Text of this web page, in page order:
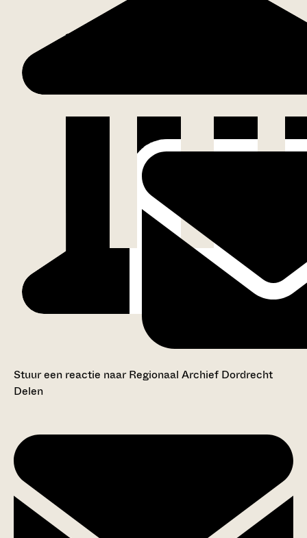
Stuur een reactie naar Regionaal Archief Dordrecht
Delen